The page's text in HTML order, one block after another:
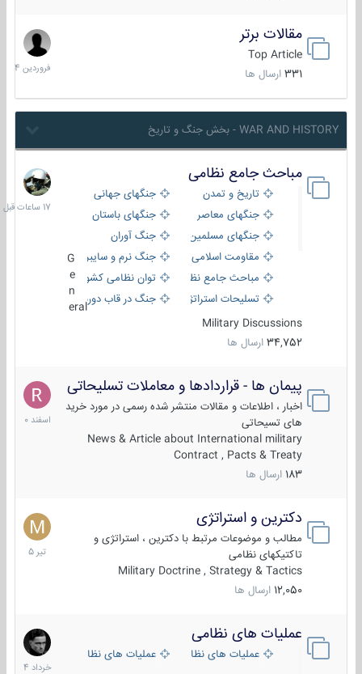
مقالات برتر
Top Article
331 ارسال ها
29
فروردین
1404
WAR AND HISTORY - بخش جنگ و تاریخ
مباحث جامع نظامی
تاریخ و تمدن
جنگهای جهانی
جنگهای معاصر
جنگهای باستان
جنگهای مسلمین
جنگ آوران
مقاومت اسلامی
جنگ نرم و سایبری
مباحث جامع نظامی
توان نظامی کشورها
تسلیحات استراتژیک
جنگ در قاب دوربین
eral
Military Discussions
34,752 ارسال ها
17
ساعات
قبل
پیمان ها - قراردادها و معاملات تسلیحاتی
اخبار ، اطلاعات و مقالات منتشر شده رسمی در مورد خرید
های تسیحاتی
News & Article about International military
Contract , Pacts & Treaty
183 ارسال ها
7
اسفند
1400
دکترین و استراتژی
مطالب و موضوعات مرتبط با دکترین ، استراتژی و
تاکتیکهای نظامی
Military Doctrine , Strategy & Tactics
12,050 ارسال ها
27
تیر
1405
عملیات های نظامی
عملیات های نظامی ایرانعملیات های نظامی خارجی
5
خرداد
1404